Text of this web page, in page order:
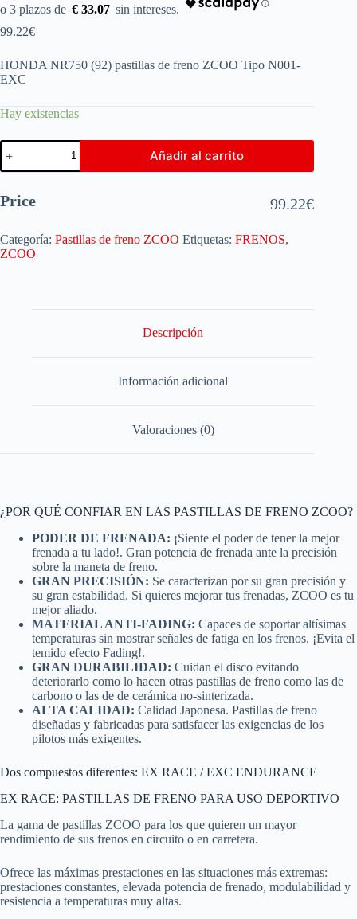
€ 33.07
99.22€
HONDA NR750 (92) pastillas de freno ZCOO Tipo N001-
EXC
Hay existencias
Añadir al carrito
Price 99.22€
Categoría: Pastillas de freno ZCOO Etiquetas: FRENOS,
ZCOO
Descripción
Información adicional
Valoraciones (0)
¿POR QUÉ CONFIAR EN LAS PASTILLAS DE FRENO ZCOO?
PODER DE FRENADA: ¡Siente el poder de tener la mejor
frenada a tu lado!. Gran potencia de frenada ante la precisión
sobre la maneta de freno.
GRAN PRECISIÓN: Se caracterizan por su gran precisión y
su gran estabilidad. Si quieres mejorar tus frenadas, ZCOO es tu
mejor aliado.
MATERIAL ANTI-FADING: Capaces de soportar altísimas
temperaturas sin mostrar señales de fatiga en los frenos. ¡Evita el
temido efecto Fading!.
GRAN DURABILIDAD: Cuidan el disco evitando
deteriorarlo como lo hacen otras pastillas de freno como las de
carbono o las de de cerámica no-sinterizada.
ALTA CALIDAD: Calidad Japonesa. Pastillas de freno
diseñadas y fabricadas para satisfacer las exigencias de los
pilotos más exigentes.
Dos compuestos diferentes: EX RACE / EXC ENDURANCE
EX RACE: PASTILLAS DE FRENO PARA USO DEPORTIVO
La gama de pastillas ZCOO para los que quieren un mayor
rendimiento de sus frenos en circuito o en carretera.
Ofrece las máximas prestaciones en las situaciones más extremas:
prestaciones constantes, elevada potencia de frenado, modulabilidad y
resistencia a temperaturas muy altas.